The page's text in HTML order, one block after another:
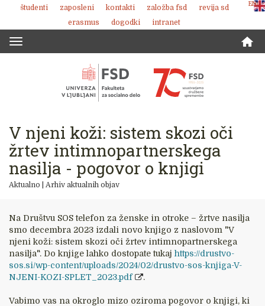
Skoči
vsebino
ENG
študenti zaposleni kontakti založba fsd
revija sd
erasmus
dogodki intranet
V njeni koži: sistem skozi oči
žrtev intimnopartnerskega
nasilja - pogovor o knjigi
Aktualno Arhiv aktualnih objav
Na Društvu SOS telefon za ženske in otroke – žrtve nasilja
smo decembra 2023 izdali novo knjigo z naslovom "V
njeni koži: sistem skozi oči žrtev intimnopartnerskega
nasilja". Do knjige lahko dostopate tukaj https://drustvo-
sos.si/wp-content/uploads/2024/02/drustvo-sos-knjiga-V-
NJENI-KOZI-SPLET_2023.pdf
.
Vabimo vas na okroglo mizo oziroma pogovor o knjigi, ki